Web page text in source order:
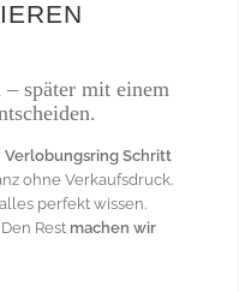
– später mit einem
Verlobungsring Schritt
ohne Verkaufsdruck.
perfekt wissen.
Rest machen wir